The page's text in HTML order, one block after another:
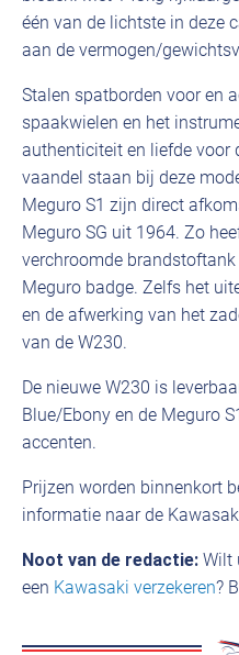
één van de lichtste in deze
aan de vermogen/
Stalen spatborden voor en
spaakwielen en het
authenticiteit en liefde voor
vaandel staan bij deze
Meguro S1 zijn direct
Meguro SG uit 1964. Zo
verchroomde
Meguro badge. Zelfs het
en de afwerking van het
van de W230.
De nieuwe W230 is
Blue/Ebony en de Meguro
accenten.
Prijzen worden binnenkort
informatie naar de
Noot van de redactie: Wilt
een Kawasaki verzekeren?